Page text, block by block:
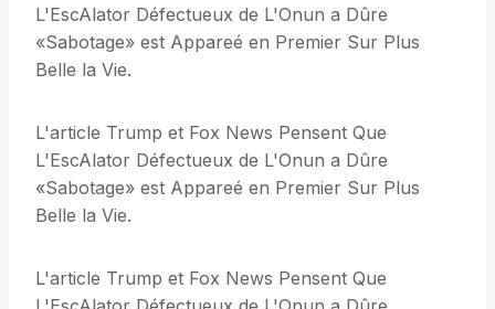
L'EscAlator Défectueux de L'Onun a Dûre
«Sabotage» est Appareé en Premier Sur Plus
Belle la Vie.
L'article Trump et Fox News Pensent Que
L'EscAlator Défectueux de L'Onun a Dûre
«Sabotage» est Appareé en Premier Sur Plus
Belle la Vie.
L'article Trump et Fox News Pensent Que